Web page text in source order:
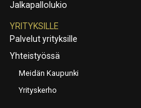
Jalkapallolukio
YRITYKSILLE
Palvelut yrityksille
Yhteistyössä
Meidän Kaupunki
Yrityskerho